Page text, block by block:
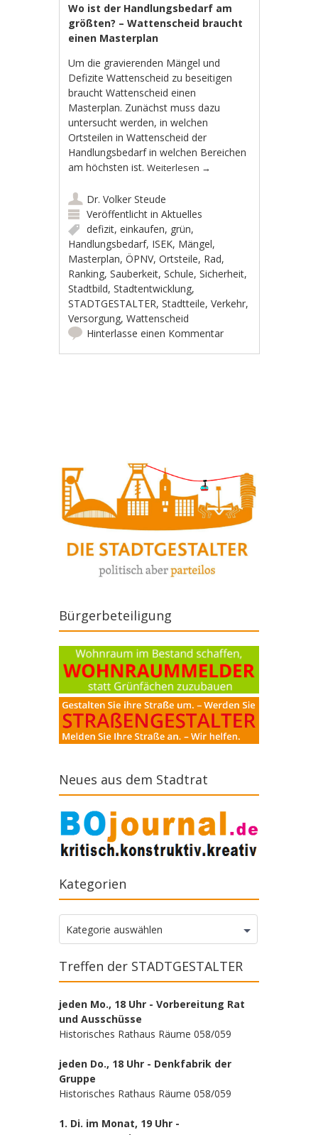
Wo ist der Handlungsbedarf am
größten? – Wattenscheid braucht
einen Masterplan
Um die gravierenden Mängel und
Defizite Wattenscheid zu beseitigen
braucht Wattenscheid einen
Masterplan. Zunächst muss dazu
untersucht werden, in welchen
Ortsteilen in Wattenscheid der
Handlungsbedarf in welchen Bereichen
am höchsten ist.Weiterlesen →
Dr. Volker Steude
Veröffentlicht inAktuelles
defizit,einkaufen, grün,
Handlungsbedarf, ISEK, Mängel,
Masterplan,ÖPNV,Ortsteile, Rad,
Ranking,Sauberkeit,Schule,Sicherheit,
Stadtbild,Stadtentwicklung,
STADTGESTALTER,Stadtteile,Verkehr,
Versorgung,Wattenscheid
Hinterlasse einen Kommentar
Bürgerbeteiligung
Neues aus dem Stadtrat
Kategorien
Kategorien
Kategorie auswählen
Treffen der STADTGESTALTER
jeden Mo., 18 Uhr - Vorbereitung Rat
und Ausschüsse
Historisches Rathaus Räume 058/059
jeden Do., 18 Uhr - Denkfabrik der
Gruppe
Historisches Rathaus Räume 058/059
1. Di. im Monat, 19 Uhr -